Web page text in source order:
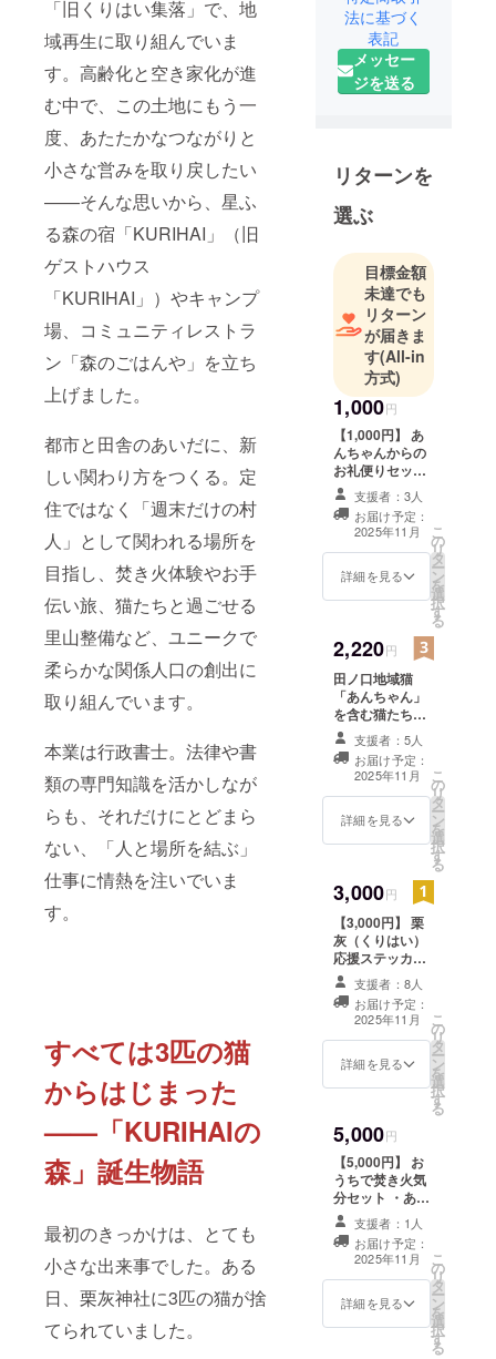
「旧くりはい集落」で、地
域再生に取り組んでいま
す。高齢化と空き家化が進
む中で、この土地にもう一
度、あたたかなつながりと
小さな営みを取り戻したい
——そんな思いから、星ふ
る森の宿「KURIHAI」（旧
ゲストハウス
「KURIHAI」）やキャンプ
場、コミュニティレストラ
ン「森のごはんや」を立ち
上げました。
都市と田舎のあいだに、新
しい関わり方をつくる。定
住ではなく「週末だけの村
人」として関われる場所を
目指し、焚き火体験やお手
伝い旅、猫たちと過ごせる
里山整備など、ユニークで
柔らかな関係人口の創出に
取り組んでいます。
本業は行政書士。法律や書
類の専門知識を活かしなが
らも、それだけにとどまら
ない、「人と場所を結ぶ」
仕事に情熱を注いでいま
す。
すべては3匹の猫
からはじまった
——「KURIHAIの
森」誕生物語
最初のきっかけは、とても
小さな出来事でした。ある
日、栗灰神社に3匹の猫が捨
てられていました。
「栗灰（く
りはい）」
で、“週末だ
けの村”をつ
かつては、
地域に捨て
られた猫た
ちをきっか
けに、森の
整備や焚き
火ごはん、
田植祭な
ど、ささや
かな活動を
続けてきま
した。やが
て、地域の
人、都市か
ら来る人、
猫、自然──
すべてがつ
なってきた
と感じてい
ます。
もともとは
行政書士と
して地域に
関わること
が多かった
今は“この土
地で生まれ
る出会い”を
何よりの宝
だと思って
います。
この森にふ
らっと立ち
る「週末だ
けの村人」
が、また一
人増えるこ
とを願っ
て。
法に基づく
表記
メッセー
ジを送る
リターンを
選ぶ
目標金額
未達でも
リターン
が届きま
す(All-in
方式)
1,000円
【1,000円】 あ
んちゃんからの
お礼便りセット
・心を込めたお
礼メール ・焚き
火の温もりが届
く写真 ・地域猫
あんちゃんの可
愛いポストカー
支援者：3人
お届け予定：
2025年11月
詳細を見る
こ
の
リ
タ
ー
ン
を
選
択
す
る
2,220円
田ノ口地域猫
「あんちゃん」
を含む猫たちの
エサ代・医療費
支援に使わせて
いただきます 由
美ちゃんからの
心温まるメッ
セージと、 あん
届けをメールで
お届け
支援者：5人
お届け予定：
2025年11月
詳細を見る
こ
の
リ
タ
ー
ン
を
選
択
す
る
3,000円
【3,000円】 栗
灰（くりはい）
応援ステッカー
セット ・手書き
のお礼のお手紙
・オリジナル
「栗灰ロゴス
テッカー」
・商品サイ
トカード → 応援
の気持ちをあな
たへ！
支援者：8人
お届け予定：
2025年11月
詳細を見る
こ
の
リ
タ
ー
ン
を
選
択
す
る
5,000円
【5,000円】 お
うちで焚き火気
分セット ・あん
ちゃんのポスト
カード ・「焚き
火ごはん」レシ
ピPDF（季節の
ごちそう紹介）
・焚き火ムー
支援者：1人
お届け予定：
2025年11月
詳細を見る
こ
の
リ
タ
ー
ン
を
選
択
す
る